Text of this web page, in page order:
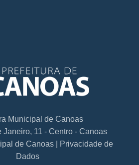
Municipal de Canoas
Janeiro, 11 - Centro - Canoas
de Canoas | Privacidade de
Dados